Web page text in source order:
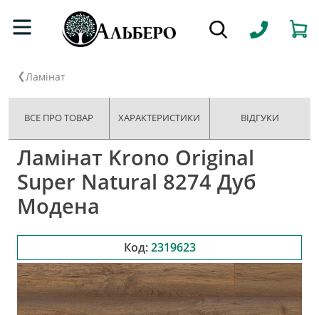
Ламінат
ВСЕ ПРО ТОВАР ХАРАКТЕРИСТИКИ ВІДГУКИ
Ламінат Krono Original
Super Natural 8274 Дуб
Модена
Код: 2319623